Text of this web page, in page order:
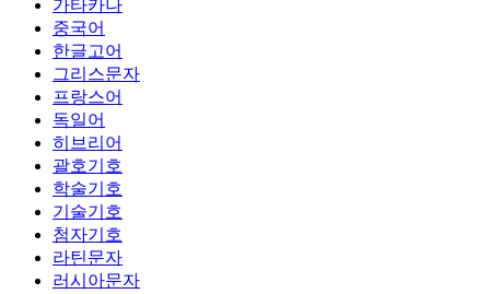
가타카나
중국어
한글고어
그리스문자
프랑스어
독일어
히브리어
괄호기호
학술기호
기술기호
첨자기호
라틴문자
러시아문자